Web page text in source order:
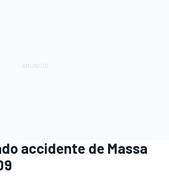
accidente de Massa